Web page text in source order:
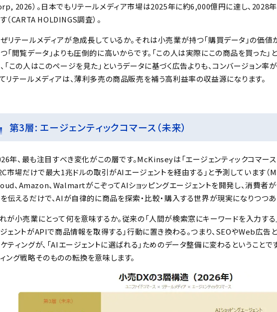
2026）。日本でもリテールメディア市場は2025年に約6,000億円に達し、2028
（CARTA HOLDINGS調査）。
リテールメディアが急成長しているか。それは小売業が持つ「購買データ」の価値
「閲覧データ」よりも圧倒的に高いからです。「この人は実際にこの商品を買った」
「この人はこのページを見た」というデータに基づく広告よりも、コンバージョン率
リテールメディアは、薄利多売の商品販売を補う高利益率の収益源になります。
第3層: エージェンティックコマース（未来）
年、最も注目すべき変化がこの層です。McKinseyは「エージェンティックコマー
市場だけで最大1兆ドルの取引がAIエージェントを経由する」と予測しています（
、Amazon、WalmartがこぞってAIショッピングエージェントを開発し、消費者が
伝えるだけで、AIが自律的に商品を探索・比較・購入する世界が現実になりつつあ
が小売業にとって何を意味するか。従来の「人間が検索窓にキーワードを入力する
ェントがAPIで商品情報を取得する」行動に置き換わる。つまり、SEOやWeb広告
ティングが、「AIエージェントに選ばれる」ためのデータ整備に変わるということ
ング戦略そのものの転換を意味します。